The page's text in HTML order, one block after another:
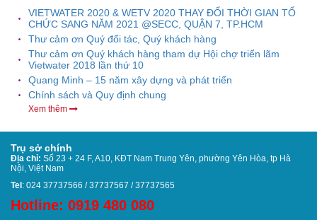
VIETWATER 2020 & WETV 2020 THAY ĐỔI THỜI GIAN TỔ
CHỨC SANG NĂM 2021 @SECC, QUẬN 7, TP.HCM
Thư cảm ơn Quý đối tác, Quý khách hàng
Thư cảm ơn Quý khách hàng tham dự Hội chợ triển lãm
Vietwater 2018 lần thứ 10
Quang Minh – 15 năm xây dựng và phát triển
Chính sách và Quy định chung
Xem thêm
Trụ sở chính
Địa chỉ: Số 23 + 24 F, A10, KĐT Nam Trung Yên, phường Yên Hòa, tp Hà
Nội, Việt Nam
Tel : 024 37737566 / 37737567 / 37737565
Hotline: 0919 480 080